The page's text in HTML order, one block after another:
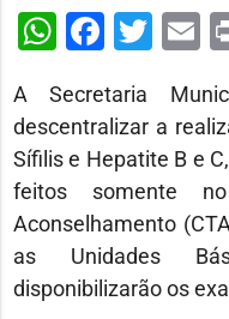
A Secretaria
descentralizar a
Sífilis e Hepatite B e
feitos somente
Aconselhamento
as Unidades
disponibilizarão os